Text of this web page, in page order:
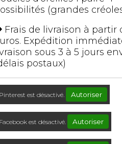
(grandes
Frais de livraison à partir
Expédition
sous 3 à 5 jours
postaux)
Pinterest est désactivé. Autoriser
Facebook est désactivé. Autoriser